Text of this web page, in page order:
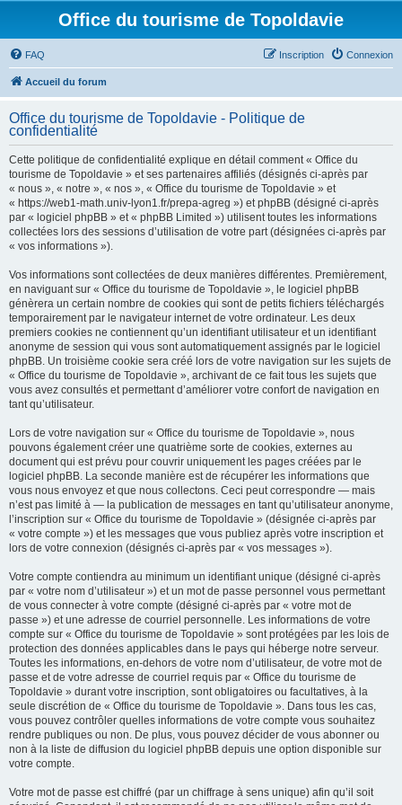
Office du tourisme de Topoldavie
FAQ Connexion
Inscription
Accueil du forum
Office du tourisme de Topoldavie - Politique de
confidentialité
Cette politique de confidentialité explique en détail comment « Office du
tourisme de Topoldavie » et ses partenaires affiliés (désignés ci-après par
« nous », « notre », « nos », « Office du tourisme de Topoldavie » et
« https://web1-math.univ-lyon1.fr/prepa-agreg ») et phpBB (désigné ci-après
par « logiciel phpBB » et « phpBB Limited ») utilisent toutes les informations
collectées lors des sessions d’utilisation de votre part (désignées ci-après par
« vos informations »).
Vos informations sont collectées de deux manières différentes. Premièrement,
en naviguant sur « Office du tourisme de Topoldavie », le logiciel phpBB
génèrera un certain nombre de cookies qui sont de petits fichiers téléchargés
temporairement par le navigateur internet de votre ordinateur. Les deux
premiers cookies ne contiennent qu’un identifiant utilisateur et un identifiant
anonyme de session qui vous sont automatiquement assignés par le logiciel
phpBB. Un troisième cookie sera créé lors de votre navigation sur les sujets de
« Office du tourisme de Topoldavie », archivant de ce fait tous les sujets que
vous avez consultés et permettant d’améliorer votre confort de navigation en
tant qu’utilisateur.
Lors de votre navigation sur « Office du tourisme de Topoldavie », nous
pouvons également créer une quatrième sorte de cookies, externes au
document qui est prévu pour couvrir uniquement les pages créées par le
logiciel phpBB. La seconde manière est de récupérer les informations que
vous nous envoyez et que nous collectons. Ceci peut correspondre — mais
n’est pas limité à — la publication de messages en tant qu’utilisateur anonyme,
l’inscription sur « Office du tourisme de Topoldavie » (désignée ci-après par
« votre compte ») et les messages que vous publiez après votre inscription et
lors de votre connexion (désignés ci-après par « vos messages »).
Votre compte contiendra au minimum un identifiant unique (désigné ci-après
par « votre nom d’utilisateur ») et un mot de passe personnel vous permettant
de vous connecter à votre compte (désigné ci-après par « votre mot de
passe ») et une adresse de courriel personnelle. Les informations de votre
compte sur « Office du tourisme de Topoldavie » sont protégées par les lois de
protection des données applicables dans le pays qui héberge notre serveur.
Toutes les informations, en-dehors de votre nom d’utilisateur, de votre mot de
passe et de votre adresse de courriel requis par « Office du tourisme de
Topoldavie » durant votre inscription, sont obligatoires ou facultatives, à la
seule discrétion de « Office du tourisme de Topoldavie ». Dans tous les cas,
vous pouvez contrôler quelles informations de votre compte vous souhaitez
rendre publiques ou non. De plus, vous pouvez décider de vous abonner ou
non à la liste de diffusion du logiciel phpBB depuis une option disponible sur
votre compte.
Votre mot de passe est chiffré (par un chiffrage à sens unique) afin qu’il soit